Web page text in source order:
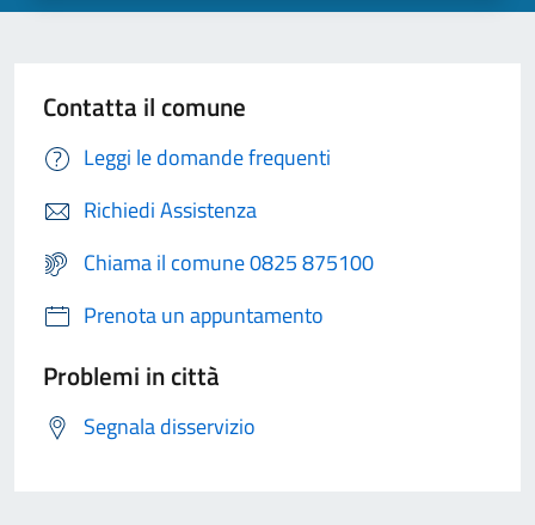
Contatta il comune
Leggi le domande frequenti
Richiedi Assistenza
Chiama il comune 0825 875100
Prenota un appuntamento
Problemi in città
Segnala disservizio